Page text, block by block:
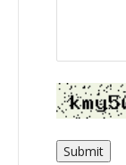
Submit